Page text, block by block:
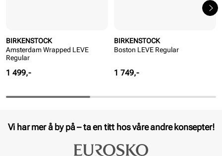
BIRKENSTOCK
Amsterdam Wrapped LEVE
Regular
Pris
1 499,-
BIRKENSTOCK
Boston LEVE Regular
Pris
1 749,-
Vi har mer å by på – ta en titt hos våre andre konsepter!